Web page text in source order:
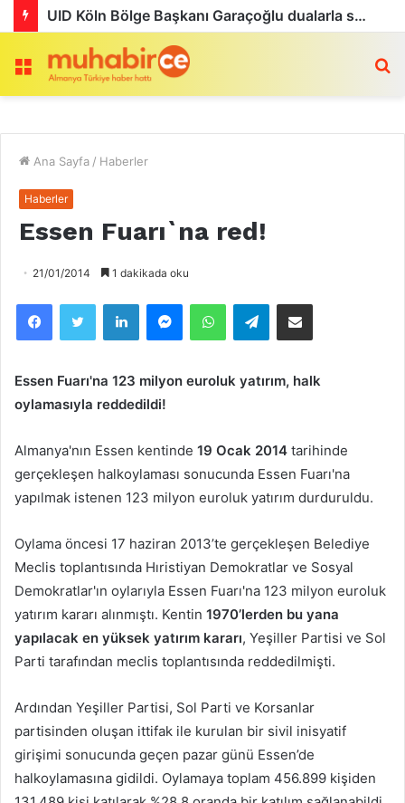
UID Köln Bölge Başkanı Garaçoğlu dualarla son yolculuğuna uğurlandı
Menü
Ana Sayfa / Haberler
Haberler
Essen Fuarı`na red!
21/01/2014 1 dakikada oku
Telegram
Essen Fuarı'na 123 milyon euroluk yatırım, halk
oylamasıyla reddedildi!
Almanya'nın Essen kentinde 19 Ocak 2014 tarihinde
gerçekleşen halkoylaması sonucunda Essen Fuarı'na
yapılmak istenen 123 milyon euroluk yatırım durduruldu.
Oylama öncesi 17 haziran 2013’te gerçekleşen Belediye
Meclis toplantısında Hıristiyan Demokratlar ve Sosyal
Demokratlar'ın oylarıyla Essen Fuarı'na 123 milyon euroluk
yatırım kararı alınmıştı. Kentin 1970’lerden bu yana
yapılacak en yüksek yatırım kararı, Yeşiller Partisi ve Sol
Parti tarafından meclis toplantısında reddedilmişti.
Ardından Yeşiller Partisi, Sol Parti ve Korsanlar
partisinden oluşan ittifak ile kurulan bir sivil inisyatif
girişimi sonucunda geçen pazar günü Essen’de
halkoylamasına gidildi. Oylamaya toplam 456.899 kişiden